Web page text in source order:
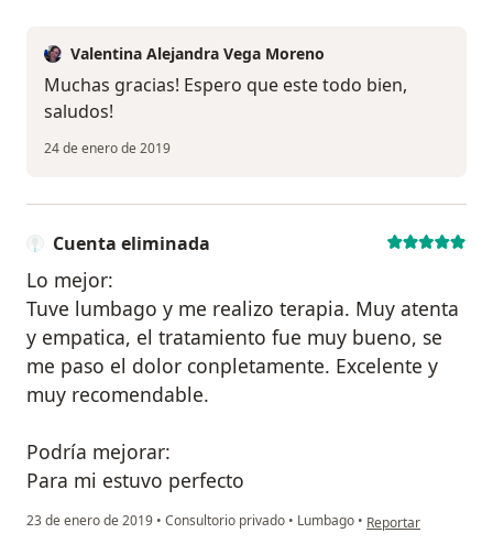
Valentina Alejandra Vega Moreno
Muchas gracias! Espero que este todo bien,
saludos!
24 de enero de 2019
Cuenta eliminada
Lo mejor:
Tuve lumbago y me realizo terapia. Muy atenta
y empatica, el tratamiento fue muy bueno, se
me paso el dolor conpletamente. Excelente y
muy recomendable.
Podría mejorar:
Para mi estuvo perfecto
23 de enero de 2019 • Consultorio privado • Lumbago • en opinión del
Reportar